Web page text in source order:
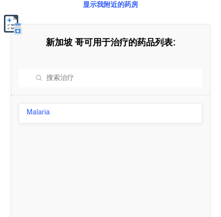
显示我附近的药房
新加坡 哥可用于治疗的药品列表:
Malaria